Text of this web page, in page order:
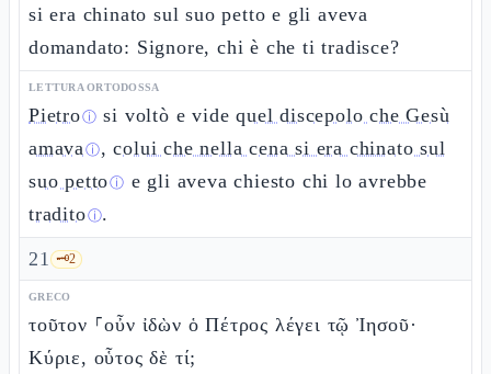
si era chinato sul suo petto e gli aveva
domandato: Signore, chi è che ti tradisce?
LETTURA ORTODOSSA
Pietroⓘ si voltò e videquel discepolo che Gesù
amavaⓘ,colui che nella cena si era chinato sul
suo pettoⓘ e gli aveva chiesto chi lo avrebbe
traditoⓘ.
21 🗝️2
GRECO
τοῦτον ⸀οὖν ἰδὼν ὁ Πέτρος λέγει τῷ Ἰησοῦ·
Κύριε, οὗτος δὲ τί;